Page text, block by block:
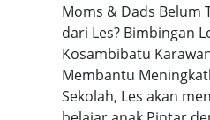
Moms & Dads Belum
dari Les? Bimbingan
Kosambibatu
Membantu
Sekolah, Les akan